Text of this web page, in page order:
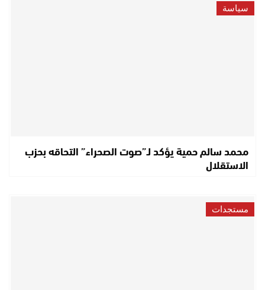
سياسة
محمد سالم حمية يؤكد لـ”صوت الصحراء” التحاقه بحزب
الاستقلال
مستجدات